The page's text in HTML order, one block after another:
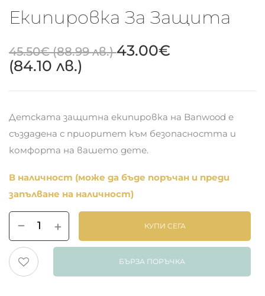
Екипировка За Защита
45.50€(88.99 лв.)43.00€
(84.10 лв.)
Детската защитна екипировка на Banwood е
създадена с приоритет към безопасността и
комфорта на вашето дете.
В наличност (може да бъде поръчан и преди
запълване на наличност)
КУПИ СЕГА
БЪРЗА ПОРЪЧКА